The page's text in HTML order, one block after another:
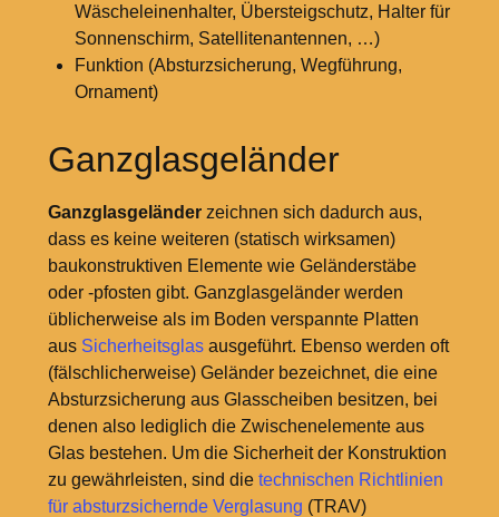
Wäscheleinenhalter, Übersteigschutz, Halter für
Sonnenschirm, Satellitenantennen, …)
Funktion (Absturzsicherung, Wegführung,
Ornament)
Ganzglasgeländer
Ganzglasgeländerzeichnen sich dadurch aus,
dass es keine weiteren (statisch wirksamen)
baukonstruktiven Elemente wie Geländerstäbe
oder -pfosten gibt. Ganzglasgeländer werden
üblicherweise als im Boden verspannte Platten
aus Sicherheitsglasausgeführt. Ebenso werden oft
(fälschlicherweise) Geländer bezeichnet, die eine
Absturzsicherung aus Glasscheiben besitzen, bei
denen also lediglich die Zwischenelemente aus
Glas bestehen. Um die Sicherheit der Konstruktion
zu gewährleisten, sind die technischen Richtlinien
für absturzsichernde Verglasung (TRAV)